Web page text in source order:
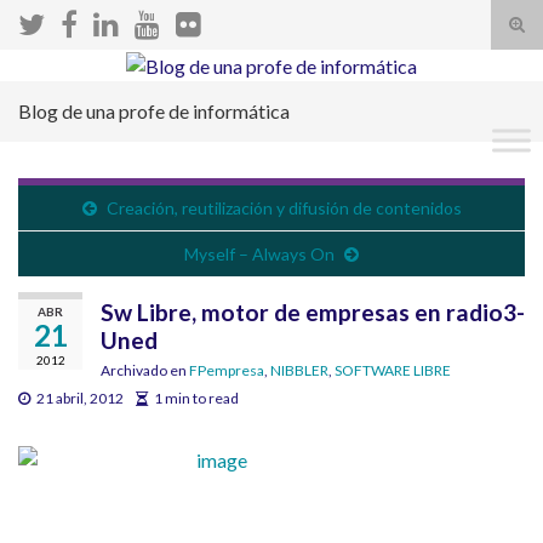
el
Search for:
Blog de una profe de informática
Creación, reutilización y difusión de contenidos
Myself – Always On
ABR
21
2012
Sw Libre, motor de empresas en radio3-
Uned
Archivado en FPempresa NIBBLER SOFTWARE LIBRE
21 abril, 2012
1 min to read